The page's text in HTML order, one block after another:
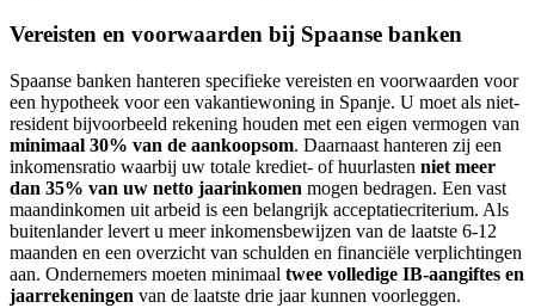
Vereisten en voorwaarden bij Spaanse banken
Spaanse banken hanteren specifieke vereisten en voorwaarden voor
een hypotheek voor een vakantiewoning in Spanje. U moet als niet-
resident bijvoorbeeld rekening houden met een eigen vermogen van
minimaal 30% van de aankoopsom. Daarnaast hanteren zij een
inkomensratio waarbij uw totale krediet- of huurlasten niet meer
dan 35% van uw netto jaarinkomen mogen bedragen. Een vast
maandinkomen uit arbeid is een belangrijk acceptatiecriterium. Als
buitenlander levert u meer inkomensbewijzen van de laatste 6-12
maanden en een overzicht van schulden en financiële verplichtingen
aan. Ondernemers moeten minimaal twee volledige IB-aangiftes en
jaarrekeningen van de laatste drie jaar kunnen voorleggen.